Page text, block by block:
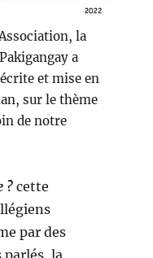
la
a
et mise en
sur le thème
de notre
? cette
par des
la